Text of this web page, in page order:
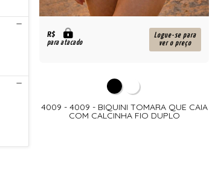
R$
para atacado
Logue-se para
ver o preço
4009 - 4009 - BIQUINI TOMARA QUE CAIA
COM CALCINHA FIO DUPLO